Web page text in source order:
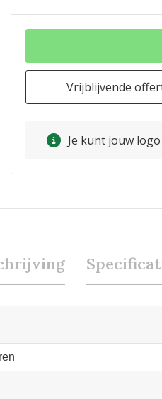
Vrijblijvende
Je kunt jouw